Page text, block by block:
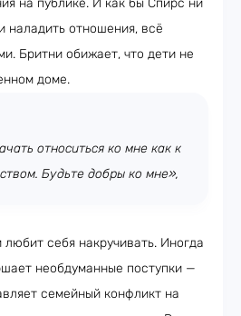
на публике. И как бы Спирс ни
наладить отношения, всё
Бритни обижает, что дети не
доме.
относиться ко мне как к
Будьте добры ко мне»,
себя накручивать. Иногда
необдуманные поступки —
семейный конфликт на